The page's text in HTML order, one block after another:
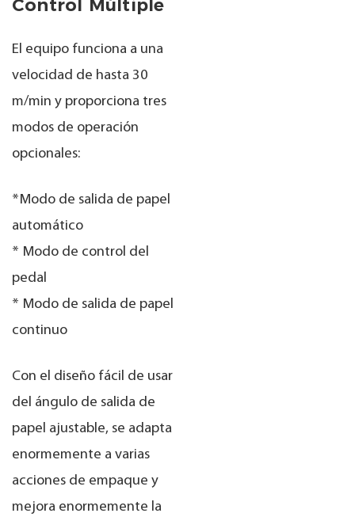
Control Múltiple
El equipo funciona a una
velocidad de hasta 30
m/min y proporciona tres
modos de operación
opcionales:
*Modo de salida de papel
automático
* Modo de control del
pedal
* Modo de salida de papel
continuo
Con el diseño fácil de usar
del ángulo de salida de
papel ajustable, se adapta
enormemente a varias
acciones de empaque y
mejora enormemente la